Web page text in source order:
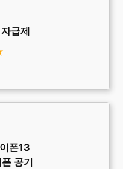
급제
폰13
공기